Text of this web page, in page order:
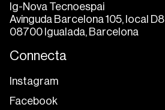
Ig-Nova Tecnoespai
Avinguda Barcelona 105, local D8
08700 Igualada, Barcelona
Connecta
Instagram
Facebook